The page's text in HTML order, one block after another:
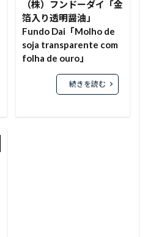
（株）フンドーダイ「金
箔入り透明醤油」
Fundo Dai「Molho de
soja transparente com
folha de ouro」
続きを読む